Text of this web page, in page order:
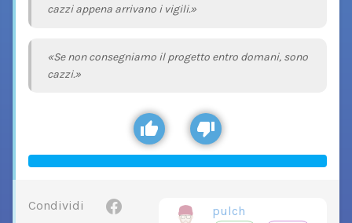
cazzi appena arrivano i vigili.»
«Se non consegniamo il progetto entro domani, sono
cazzi.»
Condividi pulch